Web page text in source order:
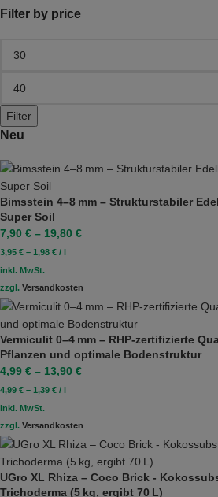
Filter by price
Filter
Neu
Bimsstein 4–8 mm – Strukturstabiler
Super Soil
7,90 € – 19,80 €
3,95 € – 1,98 € / l
inkl. MwSt.
zzgl. Versandkosten
Vermiculit 0–4 mm – RHP-zertifizierte
Pflanzen und optimale Bodenstruktur
4,99 € – 13,90 €
4,99 € – 1,39 € / l
inkl. MwSt.
zzgl. Versandkosten
UGro XL Rhiza – Coco Brick -
Trichoderma (5 kg, ergibt 70 L)